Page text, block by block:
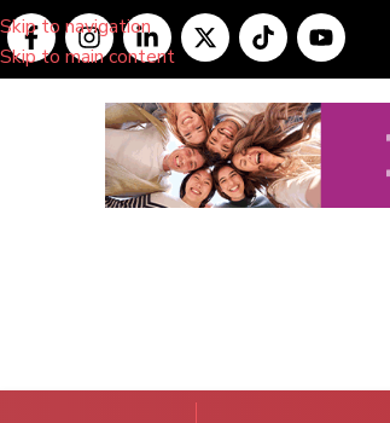
Skip to navigation
Skip to main content